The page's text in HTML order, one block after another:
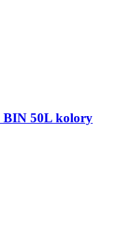
BIN 50L kolory